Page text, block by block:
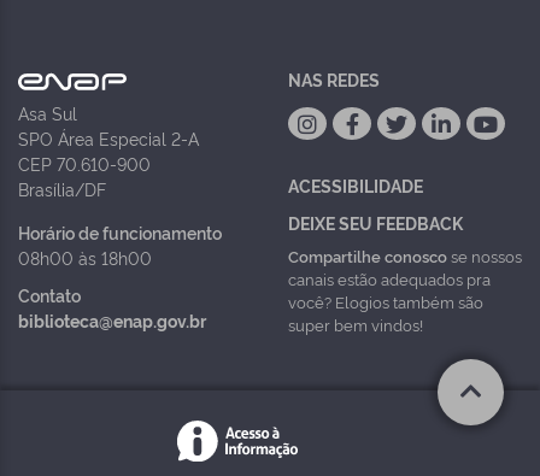
Asa Sul
SPO Área Especial 2-A
CEP 70.610-900
Brasília/DF
Horário de funcionamento
08h00 às 18h00
Contato
biblioteca@enap.gov.br
NAS REDES
ACESSIBILIDADE
DEIXE SEU FEEDBACK
Compartilhe conoscose nossos
canais estão adequados pra
você? Elogios também são
super bem vindos!